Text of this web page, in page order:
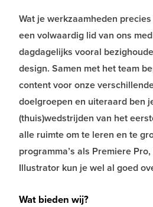
Wat je werkzaamheden
een volwaardig lid van ons
dagdagelijks vooral
design. Samen met het team
content voor onze
doelgroepen en uiteraard ben
(thuis)wedstrijden van het
alle ruimte om te leren en te
programma’s als Premiere
Illustrator kun je wel al goed
Wat bieden wij?